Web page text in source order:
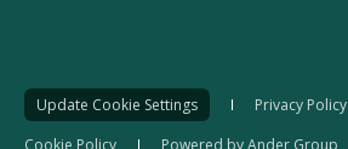
Update Cookie Settings
Privacy Policy